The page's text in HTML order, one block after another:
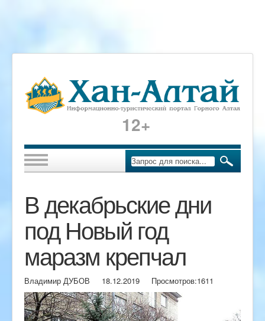
12+
В декабрьские дни
под Новый год
маразм крепчал
Владимир ДУБОВ 18.12.2019 Просмотров:1611